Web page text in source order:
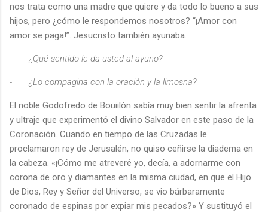
nos trata como una madre que quiere y da todo lo bueno a sus
hijos, pero ¿cómo le respondemos nosotros? “¡Amor con
amor se paga!”. Jesucristo también ayunaba.
- ¿Qué sentido le da usted al ayuno?
- ¿Lo compagina con la oración y la limosna?
El noble Godofredo de Bouiilón sabía muy bien sentir la afrenta
y ultraje que experimentó el divino Salvador en este paso de la
Coronación. Cuando en tiempo de las Cruzadas le
proclamaron rey de Jerusalén, no quiso ceñirse la diadema en
la cabeza. «¡Cómo me atreveré yo, decía, a adornarme con
corona de oro y diamantes en la misma ciudad, en que el Hijo
de Dios, Rey y Señor del Universo, se vio bárbaramente
coronado de espinas por expiar mis pecados?» Y sustituyó el